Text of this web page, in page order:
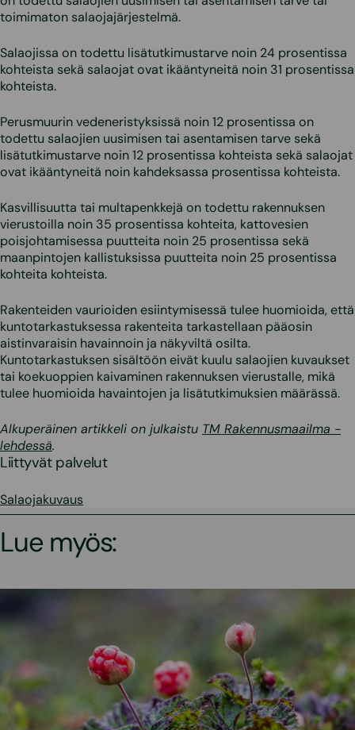
toimimaton salaojajärjestelmä.
Salaojissa on todettu lisätutkimustarve noin 24 prosentissa
kohteista sekä salaojat ovat ikääntyneitä noin 31 prosentissa
kohteista.
Perusmuurin vedeneristyksissä noin 12 prosentissa on
todettu salaojien uusimisen tai asentamisen tarve sekä
lisätutkimustarve noin 12 prosentissa kohteista sekä salaojat
ovat ikääntyneitä noin kahdeksassa prosentissa kohteista.
Kasvillisuutta tai multapenkkejä on todettu rakennuksen
vierustoilla noin 35 prosentissa kohteita, kattovesien
poisjohtamisessa puutteita noin 25 prosentissa sekä
maanpintojen kallistuksissa puutteita noin 25 prosentissa
kohteita kohteista.
Rakenteiden vaurioiden esiintymisessä tulee huomioida, että
kuntotarkastuksessa rakenteita tarkastellaan pääosin
aistinvaraisin havainnoin ja näkyviltä osilta.
Kuntotarkastuksen sisältöön eivät kuulu salaojien kuvaukset
tai koekuoppien kaivaminen rakennuksen vierustalle, mikä
tulee huomioida havaintojen ja lisätutkimuksien määrässä.
Alkuperäinen artikkeli on julkaistu TM Rakennusmaailma -
lehdessä.
Liittyvät palvelut
Salaojakuvaus
Lue myös: